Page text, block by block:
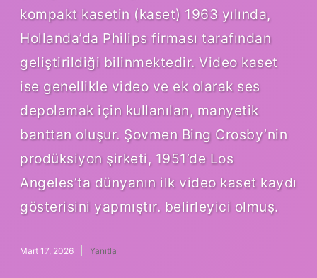
kompakt kasetin (kaset) 1963 yılında,
Hollanda’da Philips firması tarafından
geliştirildiği bilinmektedir. Video kaset
ise genellikle video ve ek olarak ses
depolamak için kullanılan, manyetik
banttan oluşur. Şovmen Bing Crosby’nin
prodüksiyon şirketi, 1951’de Los
Angeles’ta dünyanın ilk video kaset kaydı
gösterisini yapmıştır. belirleyici olmuş.
Mart 17, 2026 Yanıtla